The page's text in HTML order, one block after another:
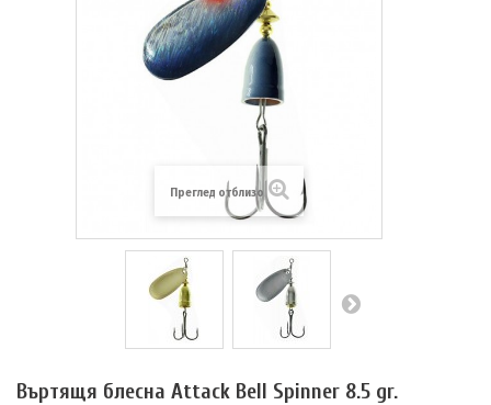
Преглед отблизо
Въртящя блесна Attack Bell Spinner 8.5 gr.